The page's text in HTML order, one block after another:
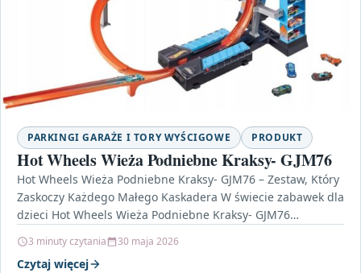
PARKINGI GARAŻE I TORY WYŚCIGOWE PRODUKT
Hot Wheels Wieża Podniebne Kraksy- GJM76
Hot Wheels Wieża Podniebne Kraksy- GJM76 – Zestaw, Który
Zaskoczy Każdego Małego Kaskadera W świecie zabawek dla
dzieci Hot Wheels Wieża Podniebne Kraksy- GJM76…
3 minuty czytania 30 maja 2026
Czytaj więcej